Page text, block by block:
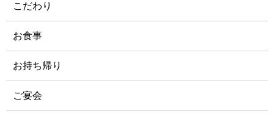
こだわり
お食事
お持ち帰り
ご宴会